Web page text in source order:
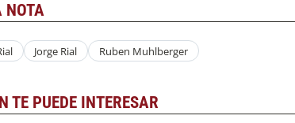
NOTA
Jorge Rial Ruben Muhlberger
TE PUEDE INTERESAR